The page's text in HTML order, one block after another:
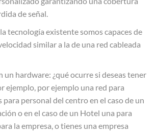
de señal.
tecnología existente somos capaces de
similar a la de una red cableada
un hardware: ¿qué ocurre si deseas tener
ejemplo, por ejemplo una red para
personal del centro en el caso de un
o en el caso de un Hotel una para
la empresa, o tienes una empresa